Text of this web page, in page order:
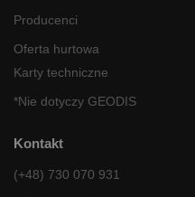
Producenci
Oferta hurtowa
Karty techniczne
*Nie dotyczy GEODIS
Kontakt
(+48) 730 070 931